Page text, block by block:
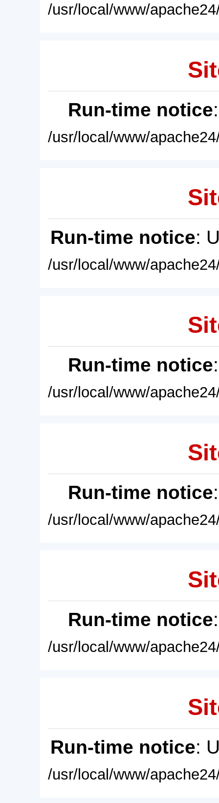
/usr/local/www/
Run-time notice
/usr/local/www/
Run-time notice:
/usr/local/www/
Run-time notice
/usr/local/www/
Run-time notice
/usr/local/www/
Run-time notice
/usr/local/www/
Run-time notice:
/usr/local/www/